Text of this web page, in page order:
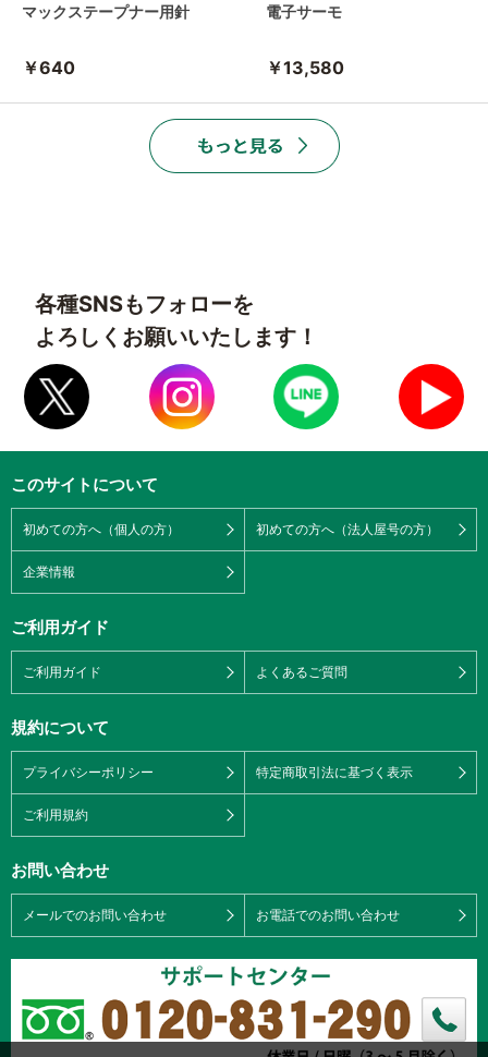
マックステープナー用針
￥640
電子サーモ
￥13,580
各種SNSもフォローを
よろしくお願いいたします！
このサイトについて
初めての方へ（個人の方） 初めての方へ（法人屋号の方）
企業情報
ご利用ガイド
ご利用ガイド よくあるご質問
規約について
プライバシーポリシー 特定商取引法に基づく表示
ご利用規約
お問い合わせ
メールでのお問い合わせ お電話でのお問い合わせ